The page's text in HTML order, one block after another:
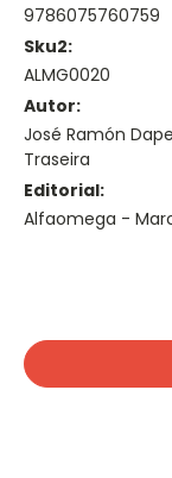
9786075760759
Sku2:
ALMG0020
Autor:
José Ramón
Traseira
Editorial:
Alfaomega -